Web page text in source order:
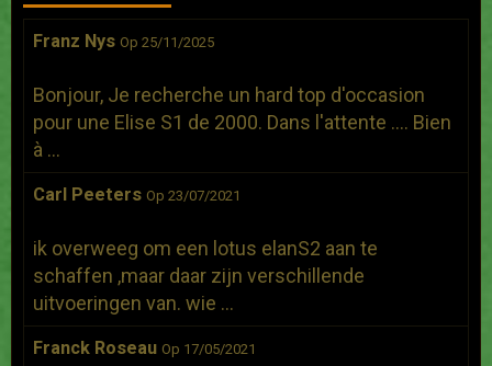
Franz Nys Op 25/11/2025
Bonjour, Je recherche un hard top d'occasion
pour une Elise S1 de 2000. Dans l'attente .... Bien
à ...
Carl Peeters Op 23/07/2021
ik overweeg om een lotus elanS2 aan te
schaffen ,maar daar zijn verschillende
uitvoeringen van. wie ...
Franck Roseau Op 17/05/2021